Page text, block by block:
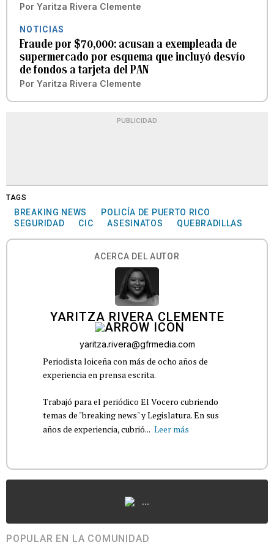
Por Yaritza Rivera Clemente
NOTICIAS
Fraude por $70,000: acusan a exempleada de
supermercado por esquema que incluyó desvío
de fondos a tarjeta del PAN
Por Yaritza Rivera Clemente
PUBLICIDAD
TAGS
BREAKING NEWS
POLICÍA DE PUERTO RICO
SEGURIDAD
CIC ASESINATOS QUEBRADILLAS
ACERCA DEL AUTOR
YARITZA RIVERA CLEMENTE
yaritza.rivera@gfrmedia.com
Periodista loiceña con más de ocho años de
experiencia en prensa escrita.
Trabajó para el periódico El Vocero cubriendo
temas de "breaking news" y Legislatura. En sus
años de experiencia, cubrió... Leer más
...
POPULAR EN LA COMUNIDAD